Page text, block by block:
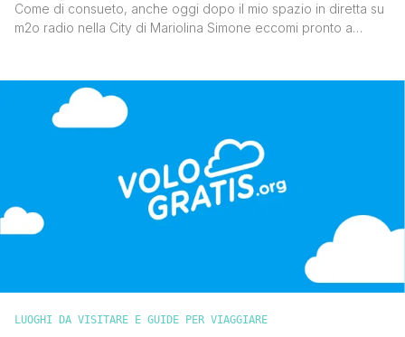
Come di consueto, anche oggi dopo il mio spazio in diretta su
m2o radio nella City di Mariolina Simone eccomi pronto a
due aeroporti, quello di Charleroi servito da Ryanair e quello
di Zaventem, servito anch’esso da [']
LUOGHI DA VISITARE E GUIDE PER VIAGGIARE